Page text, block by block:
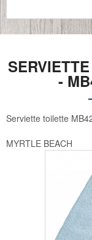
-
Serviette toilette
MYRTLE BEACH